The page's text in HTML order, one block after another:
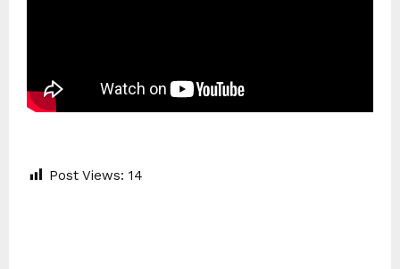
Post Views: 14